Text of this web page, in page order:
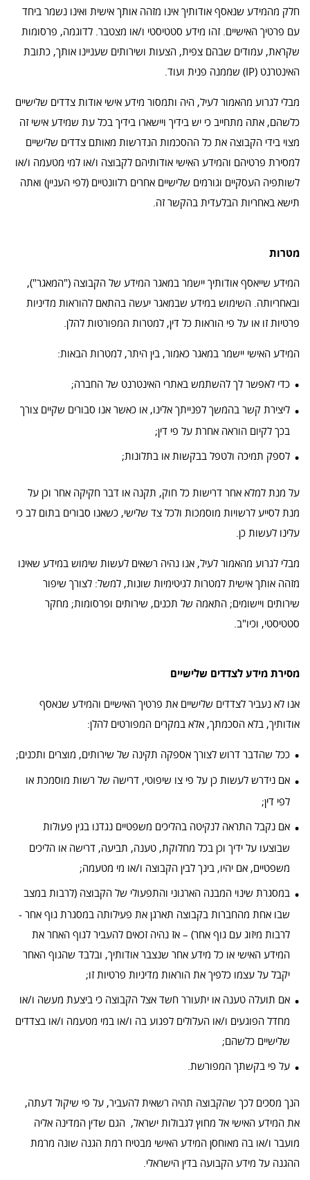
חלק מהמידע שנאסף אודותיך אינו מזהה אותך אישית ואינו נשמר ביחד
עם פרטיך האישיים. זהו מידע סטטיסטי ו/או מצטבר. לדוגמה, פרסומות
שקראת, עמודים שבהם צפית, הצעות ושירותים שעניינו אותך, כתובת
האינטרנט (IP) שממנה פנית ועוד.
מבלי לגרוע מהאמור לעיל, היה ותמסור מידע אישי אודות צדדים שלישיים
כלשהם, אתה מתחייב כי יש בידיך ויישארו בידיך בכל עת שמידע אישי זה
מצוי בידי הקבוצה את כל ההסכמות הנדרשות מאותם צדדים שלישיים
למסירת פרטיהם והמידע האישי אודותיהם לקבוצה ו/או למי מטעמה ו/או
לשותפיה העסקיים וגורמים שלישיים אחרים רלוונטיים (לפי העניין) ואתה
תישא באחריות הבלעדית בהקשר זה.
מטרות
המידע שייאסף אודותיך יישמר במאגר המידע של הקבוצה ("המאגר"),
ובאחריותה. השימוש במידע שבמאגר יעשה בהתאם להוראות מדיניות
פרטיות זו או על פי הוראות כל דין, למטרות המפורטות להלן.
המידע האישי יישמר במאגר כאמור, בין היתר, למטרות הבאות:
כדי לאפשר לך להשתמש באתרי האינטרנט של החברה;
ליצירת קשר בהמשך לפנייתך אלינו, או כאשר אנו סבורים שקיים צורך
בכך לקיום הוראה אחרת על פי דין;
לספק תמיכה ולטפל בבקשות או בתלונות;
על מנת למלא אחר דרישות כל חוק, תקנה או דבר חקיקה אחר וכן על
מנת לסייע לרשויות מוסמכות ולכל צד שלישי, כשאנו סבורים בתום לב כי
עלינו לעשות כן.
מבלי לגרוע מהאמור לעיל, אנו נהיה רשאים לעשות שימוש במידע שאינו
מזהה אותך אישית למטרות לגיטימיות שונות, למשל: לצורך שיפור
שירותים ויישומים; התאמה של תכנים, שירותים ופרסומות; מחקר
סטטיסטי, וכיו"ב.
מסירת מידע לצדדים שלישיים
אנו לא נעביר לצדדים שלישיים את פרטיך האישיים והמידע שנאסף
אודותיך, בלא הסכמתך, אלא במקרים המפורטים להלן:
ככל שהדבר דרוש לצורך אספקה תקינה של שירותים, מוצרים ותכנים;
אם נידרש לעשות כן על פי צו שיפוטי, דרישה של רשות מוסמכת או
לפי דין;
אם נקבל התראה לנקיטה בהליכים משפטיים נגדנו בגין פעולות
שבוצעו על ידיך וכן בכל מחלוקת, טענה, תביעה, דרישה או הליכים
משפטיים, אם יהיו, בינך לבין הקבוצה ו/או מי מטעמה;
במסגרת שינוי המבנה הארגוני והתפעולי של הקבוצה (לרבות במצב
שבו אחת מהחברות בקבוצה תארגן את פעילותה במסגרת גוף אחר -
לרבות מיזוג עם גוף אחר) – אז נהיה זכאים להעביר לגוף האחר את
המידע האישי או כל מידע אחר שנצבר אודותיך, ובלבד שהגוף האחר
יקבל על עצמו כלפיך את הוראות מדיניות פרטיות זו;
אם תועלה טענה או יתעורר חשד אצל הקבוצה כי ביצעת מעשה ו/או
מחדל הפוגעים ו/או העלולים לפגוע בה ו/או במי מטעמה ו/או בצדדים
שלישיים כלשהם;
על פי בקשתך המפורשת.
הנך מסכים לכך שהקבוצה תהיה רשאית להעביר, על פי שיקול דעתה,
את המידע האישי אל מחוץ לגבולות ישראל, הגם שדין המדינה אליה
מועבר ו/או בה מאוחסן המידע האישי מבטיח רמת הגנה שונה מרמת
ההגנה על מידע הקבועה בדין הישראלי.